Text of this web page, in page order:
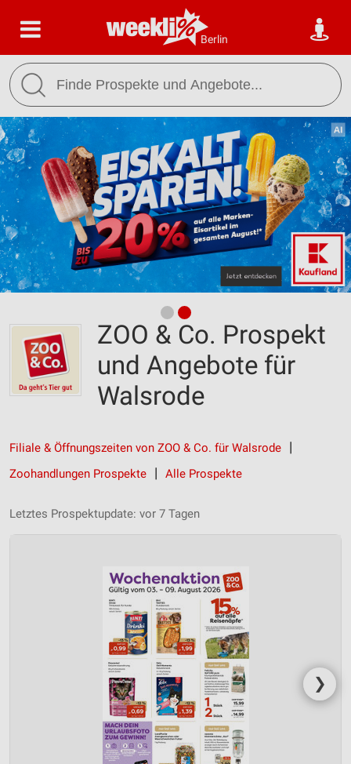
Berlin
ZOO & Co. Prospekt
und Angebote für
Walsrode
Filiale & Öffnungszeiten von ZOO & Co. für Walsrode
Zoohandlungen Prospekte
Alle Prospekte
Letztes Prospektupdate: vor 7 Tagen
❯